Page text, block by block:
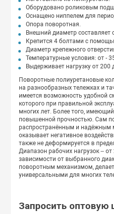
Оборудовано роликовым
Оснащено ниппелем для
Опора поворотная.
Внешний диаметр составляет
Крепится 4 болтами с
Диаметр крепежного
Температурные условия: от -
Выдерживает нагрузку от 200
Поворотные полиуретановые
на разнообразных тележках и
имеется возможность удобной
которого при правильной
многих лет. Более того,
повышенной прочностью. Сам
распространённым и надёжным
оказывает негативное
также не деформируется в
Диапазон рабочих нагрузок –
зависимости от выбранного
поворотным механизмом,
универсальными для многих
Запросить оптовую